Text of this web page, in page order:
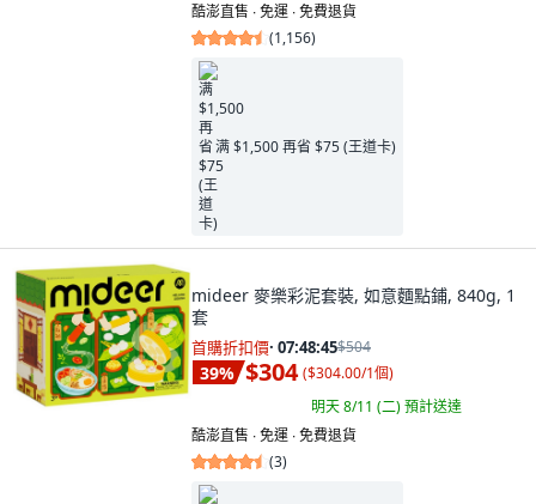
酷澎直售 ∙ 免運 ∙ 免費退貨
(1,156)
满 $1,500 再省 $75 (王道卡)
mideer 麥樂彩泥套裝, 如意麵點鋪, 840g, 1
套
首購折扣價· 07:48:44$504
39% $304 ($304.00/1個)
明天 8/11 (二)預計送達
酷澎直售 ∙ 免運 ∙ 免費退貨
(3)